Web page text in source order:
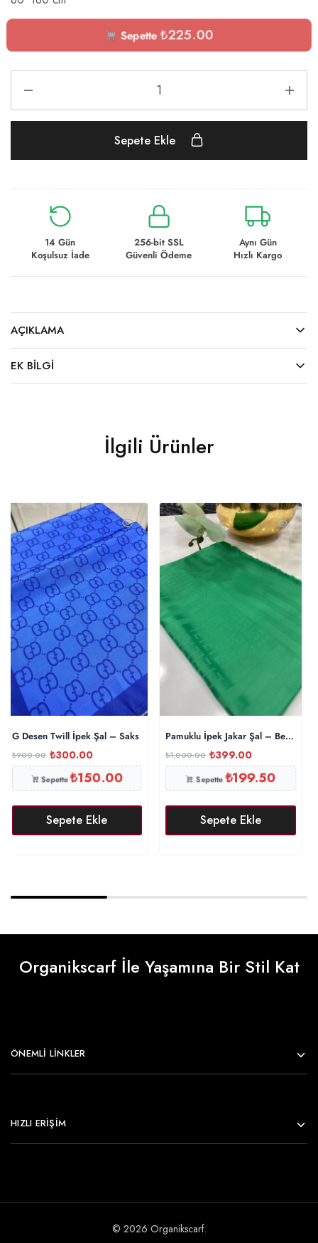
Sepette₺225.00
Sepete Ekle
14 Gün
Koşulsuz İade
256-bit SSL
Güvenli Ödeme
Aynı Gün
Hızlı Kargo
AÇIKLAMA
EK BILGI
İlgili Ürünler
G Desen Twill İpek Şal – Saks
₺900.00 ₺300.00
Sepette₺150.00
Sepete Ekle
Pamuklu İpek Jakar Şal – Benetton
₺1,000.00 ₺399.00
Sepette₺199.50
Sepete Ekle
Organikscarf İle Yaşamına Bir Stil Kat
ÖNEMLI LINKLER
HIZLI ERİŞİM
© 2026 Organikscarf.